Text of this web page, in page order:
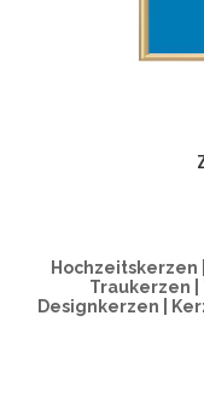
Traukerzen
Designkerzen |